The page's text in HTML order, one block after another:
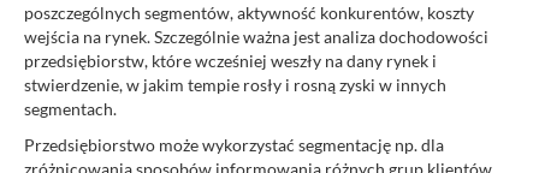
poszczególnych segmentów, aktywność konkurentów, koszty
wejścia na rynek. Szczególnie ważna jest analiza dochodowości
przedsiębiorstw, które wcześniej weszły na dany rynek i
stwierdzenie, w jakim tempie rosły i rosną zyski w innych
segmentach.
Przedsiębiorstwo może wykorzystać segmentację np. dla
zróżnicowania sposobów informowania różnych grup klientów